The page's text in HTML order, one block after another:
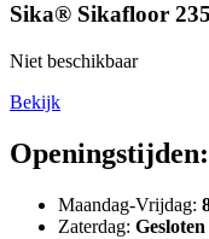
Sika® Sikafloor
Niet beschikbaar
Bekijk
Openingstijden:
Maandag-Vrijdag:
Zaterdag: Gesloten